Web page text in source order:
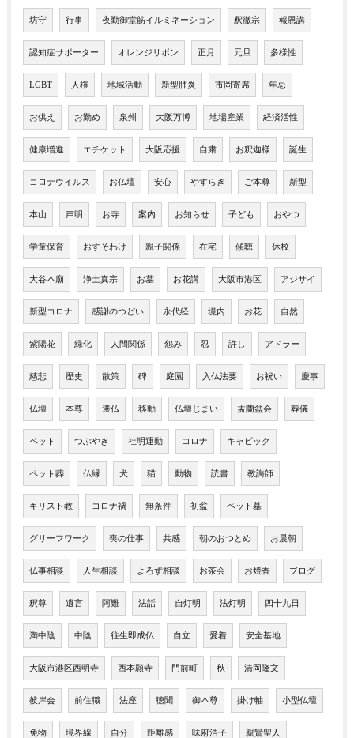
坊守 行事 夜勤御堂筋イルミネーション 釈徹宗 報恩講
認知症サポーター オレンジリボン 正月 元旦 多様性
LGBT 人権 地域活動 新型肺炎 市岡寄席 年忌
お供え お勤め 泉州 大阪万博 地場産業 経済活性
健康増進 エチケット 大阪応援 自粛 お釈迦様 誕生
コロナウイルス お仏壇 安心 やすらぎ ご本尊 新型
本山 声明 お寺 案内 お知らせ 子ども おやつ
学童保育 おすそわけ 親子関係 在宅 傾聴 休校
大谷本廟 浄土真宗 お墓 お花講 大阪市港区 アジサイ
新型コロナ 感謝のつどい 永代経 境内 お花 自然
紫陽花 緑化 人間関係 怨み 忍 許し アドラー
慈悲 歴史 散策 碑 庭園 入仏法要 お祝い 慶事
仏壇 本尊 遷仏 移動 仏壇じまい 盂蘭盆会 葬儀
ペット つぶやき 社明運動 コロナ キャピック
ペット葬 仏縁 犬 猫 動物 読書 教誨師
キリスト教 コロナ禍 無条件 初盆 ペット墓
グリーフワーク 喪の仕事 共感 朝のおつとめ お晨朝
仏事相談 人生相談 よろず相談 お茶会 お焼香 ブログ
釈尊 遺言 阿難 法話 自灯明 法灯明 四十九日
満中陰 中陰 往生即成仏 自立 愛着 安全基地
大阪市港区西明寺 西本願寺 門前町 秋 清岡隆文
彼岸会 前住職 法座 聴聞 御本尊 掛け軸 小型仏壇
免物 境界線 自分 距離感 味府浩子 親鸞聖人